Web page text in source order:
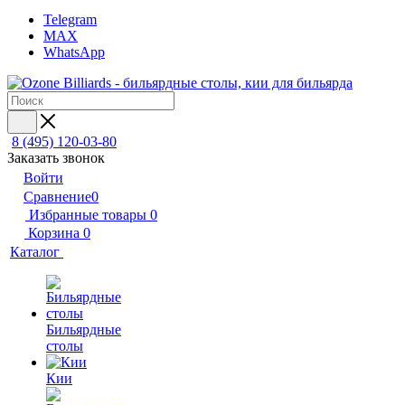
Telegram
MAX
WhatsApp
8 (495) 120-03-80
Заказать звонок
Войти
Сравнение0
Избранные товары 0
Корзина 0
Каталог
Бильярдные
столы
Кии